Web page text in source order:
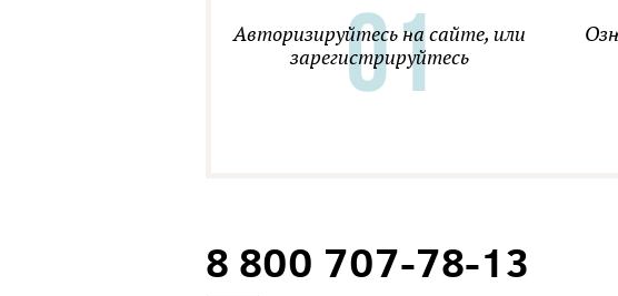
Авторизируйтесь на сайте, или
зарегистрируйтесь
8 800 707-78-13